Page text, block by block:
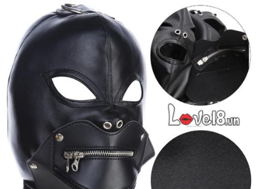
Dâm
Da
PU
Hình
Khóa
Miệng
Kích